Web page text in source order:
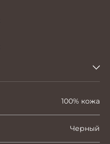
100% кожа
Черный